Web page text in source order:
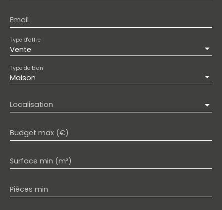
Email
Vente
Type d'offre
Maison
Type de bien
Localisation
Budget max (€)
Surface min (m²)
Pièces min